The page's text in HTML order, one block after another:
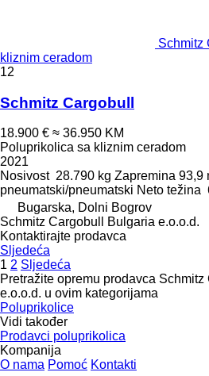
Schmitz
kliznim ceradom
12
Schmitz Cargobull
18.900 € ≈ 36.950 KM
Poluprikolica sa kliznim ceradom
2021
Nosivost 28.790 kg Zapremina 93,9
pneumatski/pneumatski Neto težina
Bugarska, Dolni Bogrov
Schmitz Cargobull Bulgaria e.o.o.d.
Kontaktirajte prodavca
Sljedeća
1 2 Sljedeća
Pretražite opremu prodavca
e.o.o.d. u ovim kategorijama
Poluprikolice
Vidi također
Prodavci poluprikolica
Kompanija
O nama Pomoć Kontakti